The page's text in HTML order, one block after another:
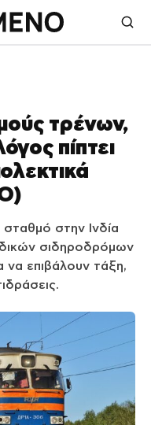
τρένων,
πίπτει
στην Ινδία
σιδηροδρόμων
να επιβάλουν τάξη,